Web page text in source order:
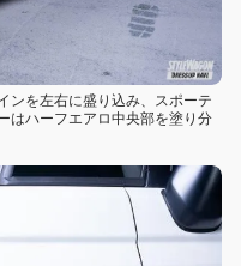
ンを左右に盛り込み、スポーテ
はハーフエアロ中央部を塗り分